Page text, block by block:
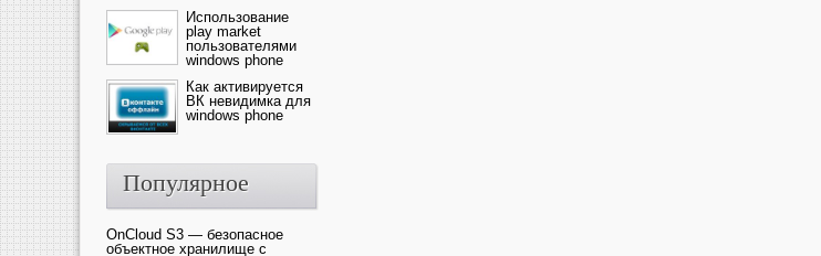
Использование
play market
пользователями
windows phone
Как активируется
ВК невидимка для
windows phone
Популярное
OnCloud S3 — безопасное
объектное хранилище с